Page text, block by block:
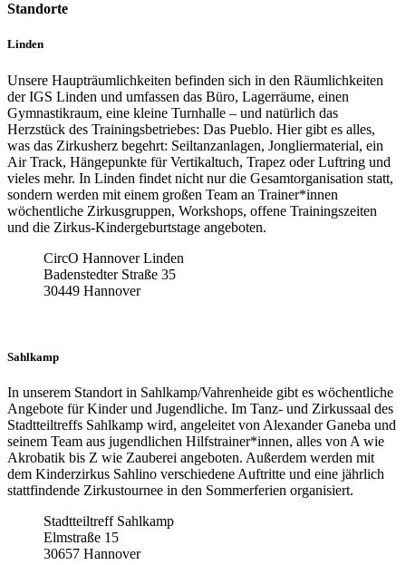
Standorte
Linden
Unsere Haupträumlichkeiten befinden sich in den Räumlichkeiten
der IGS Linden und umfassen das Büro, Lagerräume, einen
Gymnastikraum, eine kleine Turnhalle – und natürlich das
Herzstück des Trainingsbetriebes: Das Pueblo. Hier gibt es alles,
was das Zirkusherz begehrt: Seiltanzanlagen, Jongliermaterial, ein
Air Track, Hängepunkte für Vertikaltuch, Trapez oder Luftring und
vieles mehr. In Linden findet nicht nur die Gesamtorganisation statt,
sondern werden mit einem großen Team an Trainer*innen
wöchentliche Zirkusgruppen, Workshops, offene Trainingszeiten
und die Zirkus-Kindergeburtstage angeboten.
CircO Hannover Linden
Badenstedter Straße 35
30449 Hannover
Sahlkamp
In unserem Standort in Sahlkamp/Vahrenheide gibt es wöchentliche
Angebote für Kinder und Jugendliche. Im Tanz- und Zirkussaal des
Stadtteiltreffs Sahlkamp wird, angeleitet von Alexander Ganeba und
seinem Team aus jugendlichen Hilfstrainer*innen, alles von A wie
Akrobatik bis Z wie Zauberei angeboten. Außerdem werden mit
dem Kinderzirkus Sahlino verschiedene Auftritte und eine jährlich
stattfindende Zirkustournee in den Sommerferien organisiert.
Stadtteiltreff Sahlkamp
Elmstraße 15
30657 Hannover